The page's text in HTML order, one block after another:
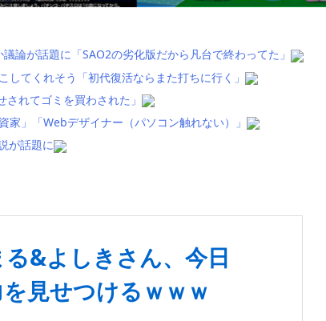
論が話題に「SAO2の劣化版だから凡台で終わってた」
してくれそう「初代復活ならまた打ちに行く」
れてゴミを買わされた」
」「Webデザイナー（パソコン触れない）」
が話題に
&よしきさん、今日
見せつけるｗｗｗ